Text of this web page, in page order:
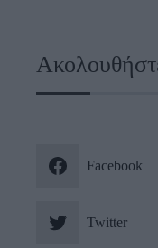
Facebook
Twitter